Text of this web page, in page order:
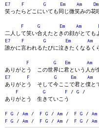
E7
F G Em Am
笑ったらどこにいても同じ微笑みの花
F G Em Am
二人して笑い合えたときの顔がとても
E7
F G Em Am
誰かに言われるたびに泣きたくなるく
F G Em Am
ありがとう この世界に君という人が
E7
F G Em Am
ありがとう そして今ここで君と僕と
F
G F / G /
ありがとう 生きていこう
F G / Am / F G / Am / F G / Am
F
G / Am / F G / Am / F G / Am